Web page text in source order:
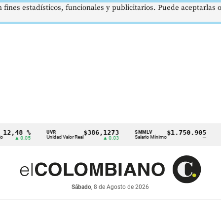
% UVR
Unidad Valor Real
$386,1273
▲ 0.03
SMMLV
Salario Mínimo
$1.750.905 BRENT
Petróleo
Sábado, 8 de Agosto de 2026
estadísticos, funcionales y publicitarios. Puede aceptarlas